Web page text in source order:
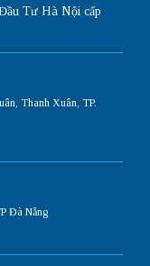
Tư Hà Nội cấp
Thanh Xuân, TP.
Đà Nẵng